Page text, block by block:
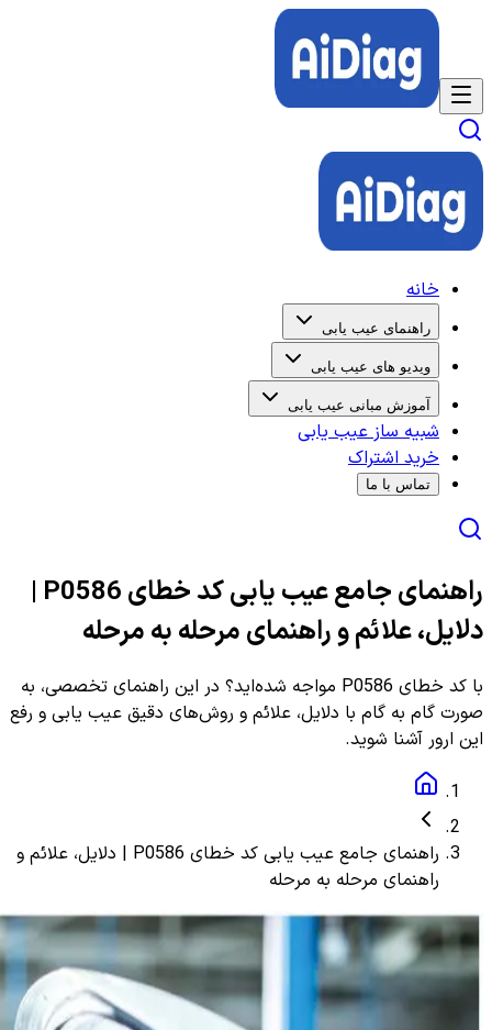
خانه
راهنمای عیب یابی
ویدیو های عیب یابی
آموزش مبانی عیب یابی
شبیه ساز عیب یابی
خرید اشتراک
تماس با ما
راهنمای جامع عیب یابی کد خطای P0586 |
دلایل، علائم و راهنمای مرحله به مرحله
با کد خطای P0586 مواجه شده‌اید؟ در این راهنمای تخصصی، به
صورت گام به گام با دلایل، علائم و روش‌های دقیق عیب یابی و رفع
این ارور آشنا شوید.
راهنمای جامع عیب یابی کد خطای P0586 | دلایل، علائم و
راهنمای مرحله به مرحله